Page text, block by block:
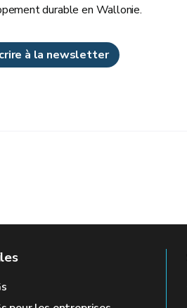
durable en Wallonie.
à la newsletter